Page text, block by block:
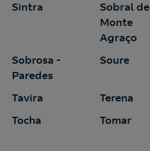
Sintra
Sobral de
Monte
Agraço
Sobrosa -
Paredes
Soure
Tavira Terena
Tocha
Tomar